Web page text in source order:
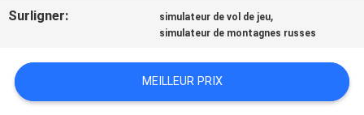
CONTACTER
Surligner: simulateur de vol de jeu,
simulateur de montagnes russes
MEILLEUR PRIX